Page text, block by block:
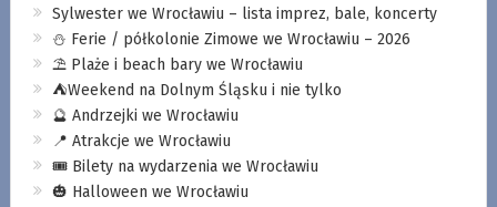
Sylwester we Wrocławiu – lista imprez, bale, koncerty
⛄️ Ferie / półkolonie Zimowe we Wrocławiu – 2026
⛱️ Plaże i beach bary we Wrocławiu
⛺️Weekend na Dolnym Śląsku i nie tylko
🔮 Andrzejki we Wrocławiu
📍 Atrakcje we Wrocławiu
🎟️ Bilety na wydarzenia we Wrocławiu
🎃 Halloween we Wrocławiu